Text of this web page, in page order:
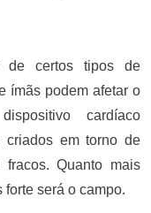
de certos tipos de
ímãs podem afetar o
cardíaco
criados em torno de
Quanto mais
forte será o campo.